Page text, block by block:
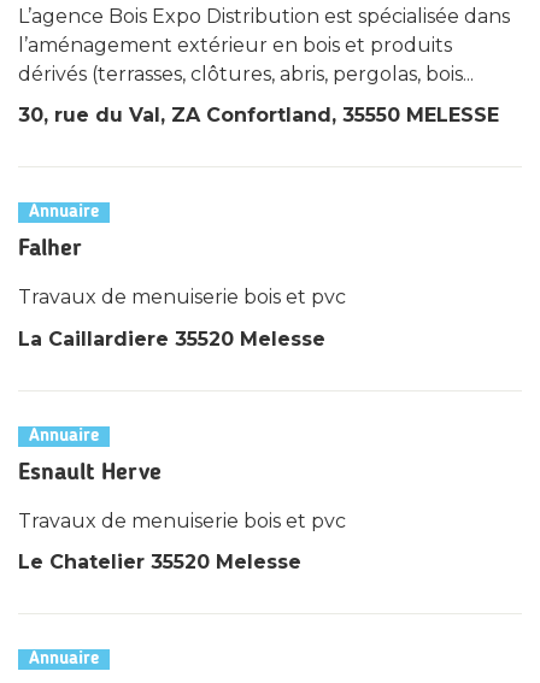
L’agence Bois Expo Distribution est spécialisée dans
l’aménagement extérieur en bois et produits
dérivés (terrasses, clôtures, abris, pergolas, bois...
30, rue du Val, ZA Confortland, 35550 MELESSE
Annuaire
Falher
Travaux de menuiserie bois et pvc
La Caillardiere 35520 Melesse
Annuaire
Esnault Herve
Travaux de menuiserie bois et pvc
Le Chatelier 35520 Melesse
Annuaire